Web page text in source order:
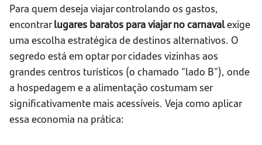
Para quem deseja viajar controlando os gastos,
encontrarlugares baratos para viajar no carnavalexige
uma escolha estratégica de destinos alternativos. O
segredo está em optar por cidades vizinhas aos
grandes centros turísticos (o chamado "lado B"), onde
a hospedagem e a alimentação costumam ser
significativamente mais acessíveis. Veja como aplicar
essa economia na prática: